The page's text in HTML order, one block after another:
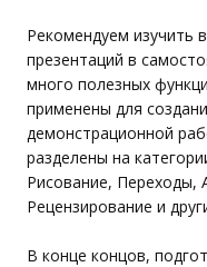
Рекомендуем изучить
презентаций в
много полезных
применены для
демонстрационной
разделены на
Рисование,
Рецензирование и
В конце концов,